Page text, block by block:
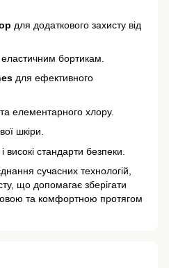
для додаткового захисту від
бортикам.
для ефективного
елементарного хлору.
шкіри.
високі стандарти безпеки.
сучасних технологій,
що допомагає зберігати
та комфортною протягом